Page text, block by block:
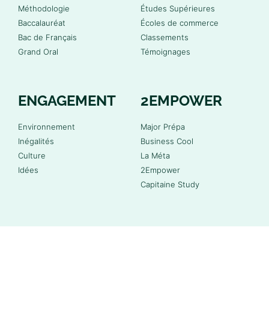
Méthodologie
Baccalauréat
Bac de Français
Grand Oral
Études Supérieures
Écoles de commerce
Classements
Témoignages
ENGAGEMENT
Environnement
Inégalités
Culture
Idées
2EMPOWER
Major Prépa
Business Cool
La Méta
2Empower
Capitaine Study